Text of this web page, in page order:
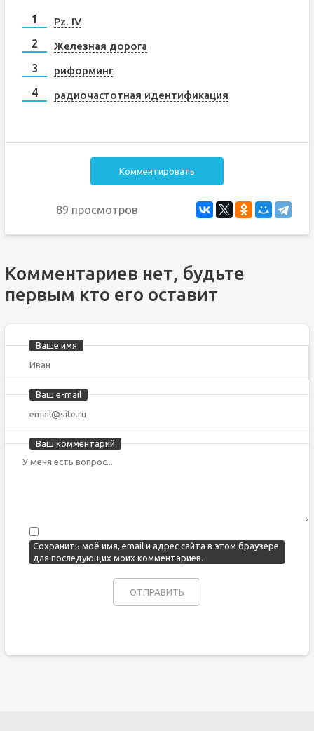
Pz. IV
Железная дорога
риформинг
радиочастотная идентификация
Комментировать
89 просмотров
Комментариев нет, будьте
первым кто его оставит
Ваше имя
Ваш e-mail
Ваш комментарий
Сохранить моё имя, email и адрес сайта в этом браузере
для последующих моих комментариев.